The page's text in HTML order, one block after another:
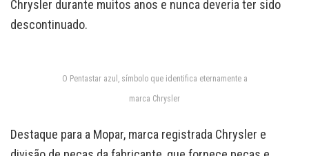
Chrysler durante muitos anos e nunca deveria ter sido
descontinuado.
O Pentastar azul, símbolo que identifica eternamente a
marca Chrysler
Destaque para a Mopar, marca registrada Chrysler e